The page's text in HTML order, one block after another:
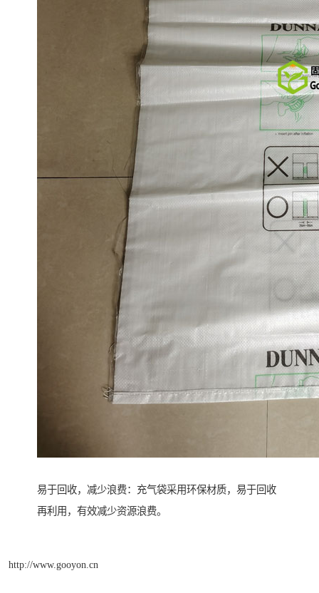
易于回收，减少浪费：充气袋采用环保材质，易于回收
再利用，有效减少资源浪费。
http://www.gooyon.cn